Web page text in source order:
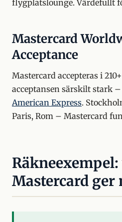
flygplatslounge. Värdefullt
Mastercard
Acceptance
Mastercard accepteras i
acceptansen särskilt stark
American Express.
Paris, Rom – Mastercard
Mastercard ger